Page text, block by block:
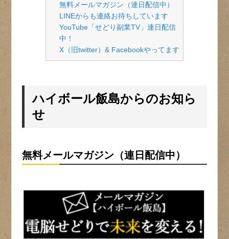
無料メールマガジン（連日配信中）
LINEからも連絡お待ちしています
YouTube「せどり副業TV」連日配信
中！
X（旧twitter）& Facebookやってます
ハイボール飯島からのお知ら
せ
無料メールマガジン（連日配信中）